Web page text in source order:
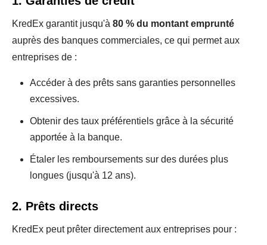
KredEx garantit jusqu'à 80 % du montant emprunté
auprès des banques commerciales, ce qui permet aux
entreprises de :
Accéder à des prêts sans garanties personnelles
excessives.
Obtenir des taux préférentiels grâce à la sécurité
apportée à la banque.
Étaler les remboursements sur des durées plus
longues (jusqu'à 12 ans).
2. Prêts directs
KredEx peut prêter directement aux entreprises pour :